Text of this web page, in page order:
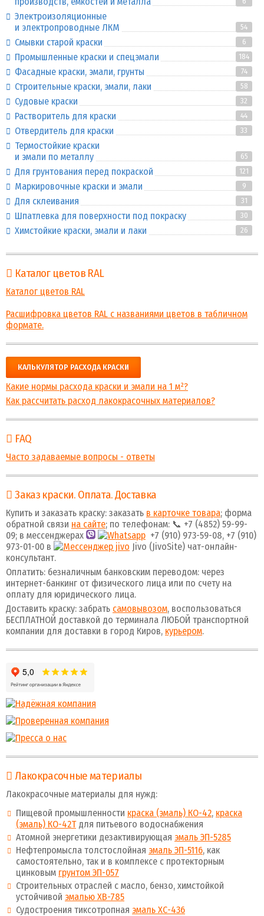
Электроизоляционные
и электропроводные ЛКМ
54
Смывки старой краски 6
Промышленные краски и спецэмали 184
Фасадные краски, эмали, грунты 74
Строительные краски, эмали, лаки 58
Судовые краски 32
Растворитель для краски 44
Отвердитель для краски 33
Термостойкие краски
и эмали по металлу
65
Для грунтования перед покраской 121
Маркировочные краски и эмали 9
Для склеивания 31
Шпатлевка для поверхности под покраску 30
Химстойкие краски, эмали и лаки 26
Каталог цветов RAL
Каталог цветов RAL
Расшифровка цветов RAL с названиями цветов в табличном
формате.
КАЛЬКУЛЯТОР РАСХОДА КРАСКИ
Какие нормы расхода краски и эмали на 1 м²?
Как рассчитать расход лакокрасочных материалов?
FAQ
Часто задаваемые вопросы - ответы
Заказ краски. Оплата. Доставка
Купить и заказать краску: заказать в карточке товара; форма
обратной связи на сайте; по телефонам: 📞 +7 (4852) 59-99-
09; в мессенджерах
+7 (910) 973-59-08, +7 (910)
973-01-00 в
Jivo (JivoSite) чат-онлайн-
консультант.
Оплатить: безналичным банковским переводом: через
интернет-банкинг от физического лица или по счету на
оплату для юридического лица.
Доставить краску: забрать самовывозом, воспользоваться
БЕСПЛАТНОЙ доставкой до терминала ЛЮБОЙ транспортной
компании для доставки в город Киров, курьером.
Лакокрасочные материалы
Лакокрасочные материалы для нужд:
Пищевой промышленности краска (эмаль) КО-42, краска
(эмаль) КО-42Тдля питьевого водоснабжения
Атомной энергетики дезактивирующая эмаль ЭП-5285
Нефтепромысла толстослойная эмаль ЭП-5116, как
самостоятельно, так и в комплексе с протекторным
цинковым грунтом ЭП-057
Строительных отраслей с масло, бензо, химстойкой
устойчивой эмалью ХВ-785
Судостроения тиксотропная эмаль ХС-436